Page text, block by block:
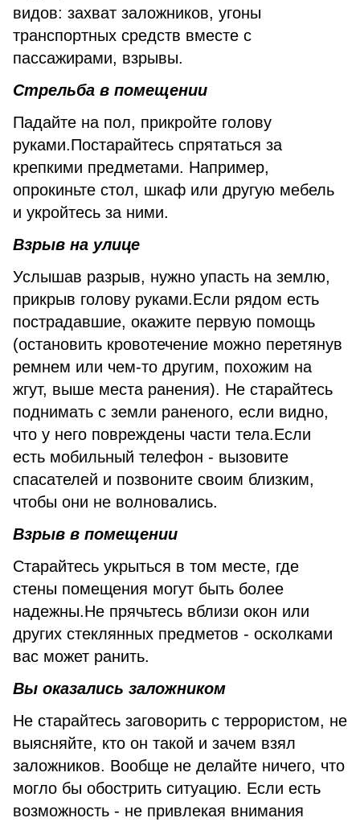
видов: захват заложников, угоны
транспортных средств вместе с
пассажирами, взрывы.
Стрельба в помещении
Падайте на пол, прикройте голову
руками.Постарайтесь спрятаться за
крепкими предметами. Например,
опрокиньте стол, шкаф или другую мебель
и укройтесь за ними.
Взрыв на улице
Услышав разрыв, нужно упасть на землю,
прикрыв голову руками.Если рядом есть
пострадавшие, окажите первую помощь
(остановить кровотечение можно перетянув
ремнем или чем-то другим, похожим на
жгут, выше места ранения). Не старайтесь
поднимать с земли раненого, если видно,
что у него повреждены части тела.Если
есть мобильный телефон - вызовите
спасателей и позвоните своим близким,
чтобы они не волновались.
Взрыв в помещении
Старайтесь укрыться в том месте, где
стены помещения могут быть более
надежны.Не прячьтесь вблизи окон или
других стеклянных предметов - осколками
вас может ранить.
Вы оказались заложником
Не старайтесь заговорить с террористом, не
выясняйте, кто он такой и зачем взял
заложников. Вообще не делайте ничего, что
могло бы обострить ситуацию. Если есть
возможность - не привлекая внимания